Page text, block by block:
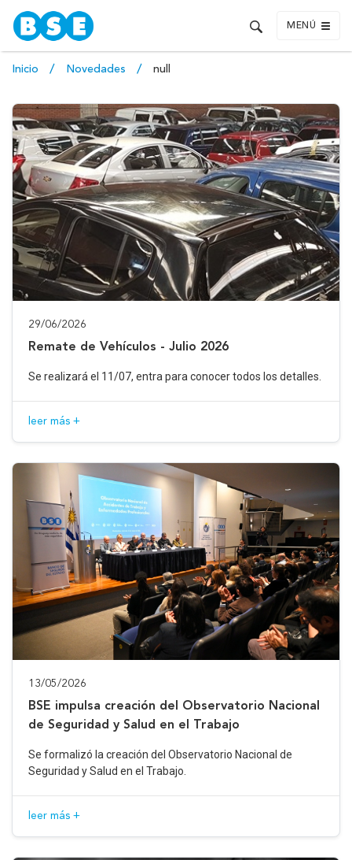
MENÚ
Inicio Novedades null
29/06/2026
Remate de Vehículos - Julio 2026
Se realizará el 11/07, entra para conocer todos los detalles.
leer más +
13/05/2026
BSE impulsa creación del Observatorio Nacional
de Seguridad y Salud en el Trabajo
Se formalizó la creación del Observatorio Nacional de
Seguridad y Salud en el Trabajo.
leer más +